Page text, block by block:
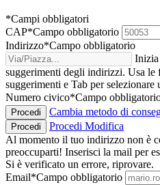
*Campi obbligatori
CAP*Campo obbligatorio
Indirizzo*Campo obbligatorio
Inizia
suggerimenti degli indirizzi. Usa le
suggerimenti e Tab per
Numero civico*Campo
Procedi Cambia metodo di
Procedi Procedi Modifica
Al momento il tuo indirizzo non è
preoccuparti! Inserisci la mail per
Si è verificato un errore, riprovare.
Email*Campo obbligatorio